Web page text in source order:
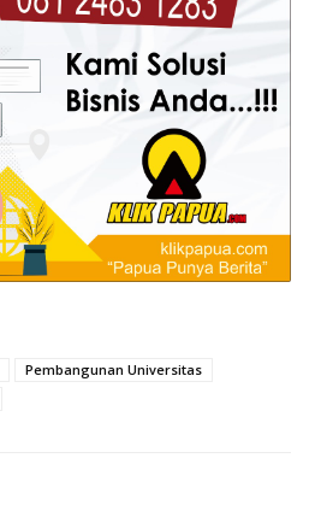
Pembangunan Universitas